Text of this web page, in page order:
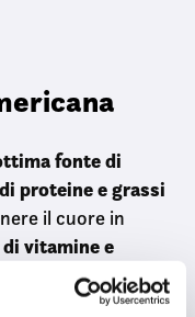
fonte di
proteine e grassi
il cuore in
vitamine e
e il
benessere